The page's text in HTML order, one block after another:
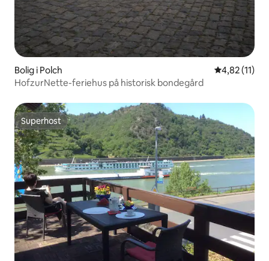
Bolig i Polch 4,82 ud af 5
4,82 (11)
HofzurNette-feriehus på historisk bondegård
Superhost
Superhost